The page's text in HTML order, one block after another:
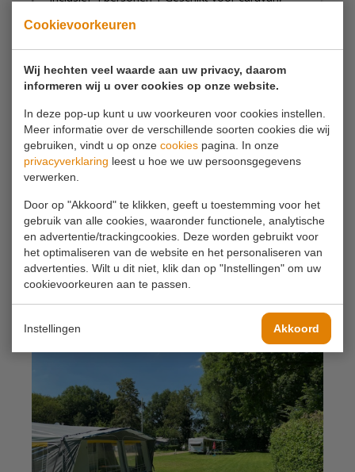
Cookievoorkeuren
Wij hechten veel waarde aan uw privacy, daarom
informeren wij u over cookies op onze website.
In deze pop-up kunt u uw voorkeuren voor cookies instellen.
Meer informatie over de verschillende soorten cookies die wij
gebruiken, vindt u op onze cookies pagina. In onze
privacyverklaring leest u hoe we uw persoonsgegevens
verwerken.
Door op "Akkoord" te klikken, geeft u toestemming voor het
gebruik van alle cookies, waaronder functionele, analytische
en advertentie/trackingcookies. Deze worden gebruikt voor
het optimaliseren van de website en het personaliseren van
advertenties. Wilt u dit niet, klik dan op "Instellingen" om uw
cookievoorkeuren aan te passen.
Instellingen Akkoord